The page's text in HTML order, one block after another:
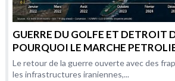
GUERRE DU GOLFE ET DETROIT
POURQUOI LE MARCHE
AUSSI VOLATILE PAR RAPPORT
PRECEDENTS ?
Le retour de la guerre ouverte avec des
les infrastructures iraniennes,...